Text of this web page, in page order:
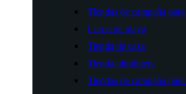
Tiendas de campaña
Carpa de playa
Tienda de caza
Tienda ultraligera
Tiendas de campaña